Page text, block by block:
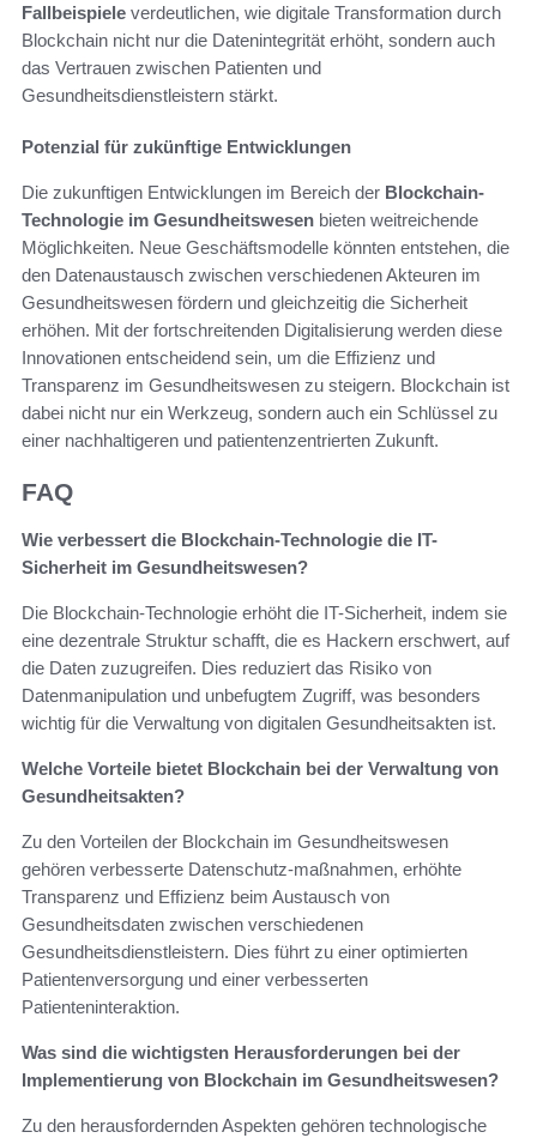
Fallbeispiele verdeutlichen, wie digitale Transformation durch
Blockchain nicht nur die Datenintegrität erhöht, sondern auch
das Vertrauen zwischen Patienten und
Gesundheitsdienstleistern stärkt.
Potenzial für zukünftige Entwicklungen
Die zukunftigen Entwicklungen im Bereich der Blockchain-
Technologie im Gesundheitswesen bieten weitreichende
Möglichkeiten. Neue Geschäftsmodelle könnten entstehen, die
den Datenaustausch zwischen verschiedenen Akteuren im
Gesundheitswesen fördern und gleichzeitig die Sicherheit
erhöhen. Mit der fortschreitenden Digitalisierung werden diese
Innovationen entscheidend sein, um die Effizienz und
Transparenz im Gesundheitswesen zu steigern. Blockchain ist
dabei nicht nur ein Werkzeug, sondern auch ein Schlüssel zu
einer nachhaltigeren und patientenzentrierten Zukunft.
FAQ
Wie verbessert die Blockchain-Technologie die IT-
Sicherheit im Gesundheitswesen?
Die Blockchain-Technologie erhöht die IT-Sicherheit, indem sie
eine dezentrale Struktur schafft, die es Hackern erschwert, auf
die Daten zuzugreifen. Dies reduziert das Risiko von
Datenmanipulation und unbefugtem Zugriff, was besonders
wichtig für die Verwaltung von digitalen Gesundheitsakten ist.
Welche Vorteile bietet Blockchain bei der Verwaltung von
Gesundheitsakten?
Zu den Vorteilen der Blockchain im Gesundheitswesen
gehören verbesserte Datenschutz-maßnahmen, erhöhte
Transparenz und Effizienz beim Austausch von
Gesundheitsdaten zwischen verschiedenen
Gesundheitsdienstleistern. Dies führt zu einer optimierten
Patientenversorgung und einer verbesserten
Patienteninteraktion.
Was sind die wichtigsten Herausforderungen bei der
Implementierung von Blockchain im Gesundheitswesen?
Zu den herausfordernden Aspekten gehören technologische